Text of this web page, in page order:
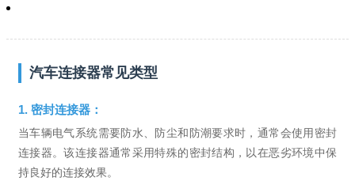
汽车连接器常见类型
1. 密封连接器：
当车辆电气系统需要防水、防尘和防潮要求时，通常会使用密封
连接器。该连接器通常采用特殊的密封结构，以在恶劣环境中保
持良好的连接效果。